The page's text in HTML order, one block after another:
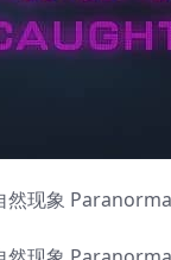
然现象